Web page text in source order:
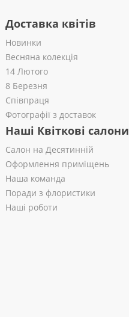
Доставка квітів
Новинки
Весняна колекція
14 Лютого
8 Березня
Співпраця
Фотографії з доставок
Наші Квіткові салони
Салон на Десятинній
Оформлення приміщень
Наша команда
Поради з флористики
Наші роботи